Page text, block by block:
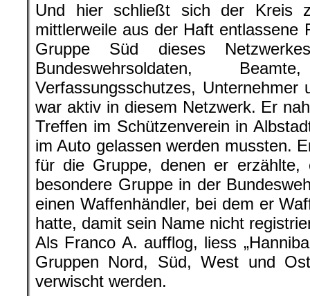
Und hier schließt sich der Kreis
mittlerweile aus der Haft entlassene
Gruppe Süd dieses
Bundeswehrsoldaten,
Verfassungsschutzes,
war aktiv in diesem Netzwerk. Er
Treffen im Schützenverein in
im Auto gelassen werden mussten.
für die Gruppe, denen er
besondere Gruppe in der
einen Waffenhändler, bei dem er
hatte, damit sein Name nicht
Als Franco A. aufflog, liess
Gruppen Nord, Süd, West und
verwischt werden.